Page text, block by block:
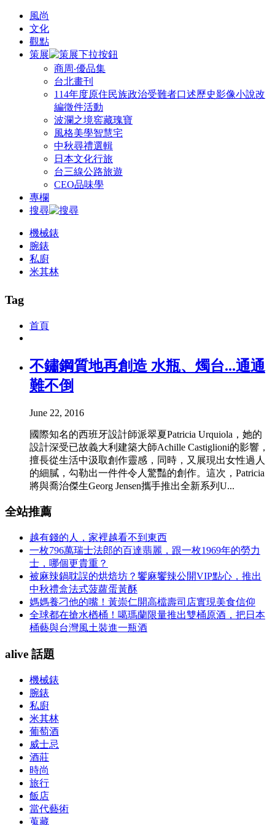
風尚
文化
觀點
策展
商周‧優品集
台北畫刊
114年度原住民族政治受難者口述歷史影像小說改
編徵件活動
波瀾之境窖藏瑰寶
風格美學智慧宅
中秋尋禮選輯
日本文化行旅
台三線公路旅遊
CEO品味學
專欄
搜尋
機械錶
腕錶
私廚
米其林
Tag
首頁
不鏽鋼質地再創造 水瓶、燭台...通通
難不倒
June 22, 2016
國際知名的西班牙設計師派翠夏Patricia Urquiola，她的
設計深受已故義大利建築大師Achille Castiglioni的影響，
擅長從生活中汲取創作靈感，同時，又展現出女性過人
的細膩，勾勒出一件件令人驚豔的創作。這次，Patricia
將與喬治傑生Georg Jensen攜手推出全新系列U...
全站推薦
越有錢的人，家裡越看不到東西
一枚796萬瑞士法郎的百達翡麗，跟一枚1969年的勞力
士，哪個更貴重？
被麻辣鍋耽誤的烘焙坊？饗麻饗辣公開VIP點心，推出
中秋禮盒法式菠蘿蛋黃酥
媽媽養刁他的嘴！黃崇仁開高檔壽司店實現美食信仰
全球都在搶水楢桶！噶瑪蘭限量推出雙桶原酒，把日本
桶藝與台灣風土裝進一瓶酒
alive 話題
機械錶
腕錶
私廚
米其林
葡萄酒
威士忌
酒莊
時尚
旅行
飯店
當代藝術
蒐藏